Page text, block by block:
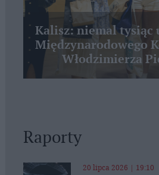
Kalisz: niemal tysiąc
Międzynarodowego
Włodzimierza
Raporty
20 lipca 2026 | 19:10